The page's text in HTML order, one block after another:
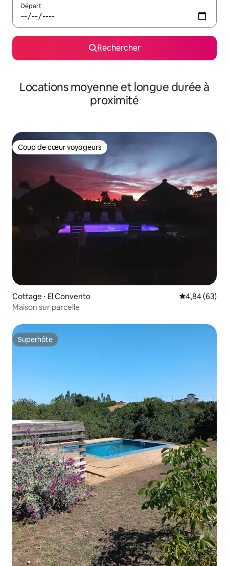
Départ
Rechercher
Locations moyenne et longue durée à
proximité
Coup de cœur voyageurs
Coup de cœur voyageurs
Cottage ⋅ El Convento Évaluation
4,84 (63)
Maison sur parcelle
Superhôte
Superhôte